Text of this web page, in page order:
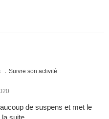
Suivre son activité
de suspens et met le